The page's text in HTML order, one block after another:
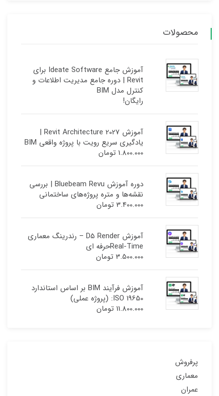
محصولات
آموزش جامع Ideate Software برای
Revit | دوره جامع مدیریت اطلاعات و
کنترل مدل BIM
رایگان!
آموزش Revit Architecture 2027 |
یادگیری سریع رویت با پروژه واقعی BIM
1.800.000 تومان
دوره آموزش Bluebeam Revu | بررسی
نقشه‌ها و متره پروژه‌های ساختمانی
3.400.000 تومان
آموزش D5 Render – رندرینگ معماری
Real-Timeحرفه ای
3.500.000 تومان
آموزش فرآیند BIM بر اساس استاندارد
ISO 19650: (پروژه عملی)
11.800.000 تومان
پرفروش
معماری
عمران